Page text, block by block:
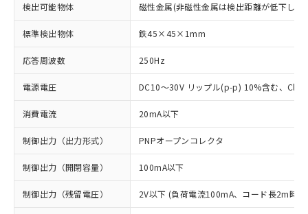
検出可能物体 磁性金属(非磁性金属は検出距離が低下しま
標準検出物体 鉄45×45×1mm
応答周波数 250Hz
電源電圧 DC10～30V リップル(p-p) 10%含む、
消費電流 20mA以下
制御出力（出力形式） PNPオープンコレクタ
制御出力（開閉容量） 100mA以下
制御出力（残留電圧） 2V以下 (負荷電流100mA、コード長2m時)